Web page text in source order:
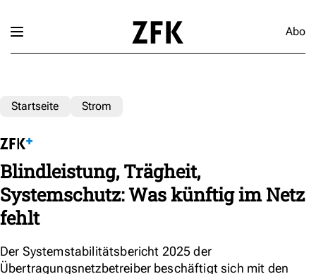
Abo
Startseite Strom
Blindleistung, Trägheit,
Systemschutz: Was künftig im Netz
fehlt
Der Systemstabilitätsbericht 2025 der
Übertragungsnetzbetreiber beschäftigt sich mit den